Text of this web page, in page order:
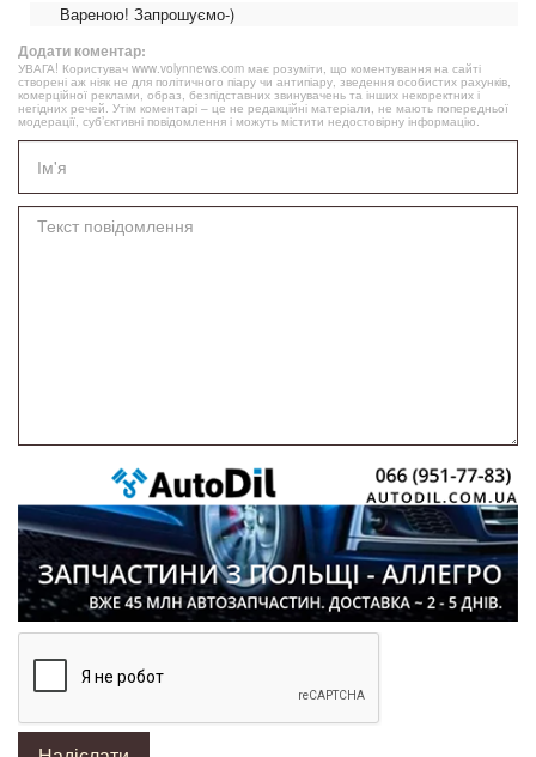
Вареною! Запрошуємо-)
Додати коментар:
УВАГА! Користувач www.volynnews.com має розуміти, що коментування на сайті
створені аж ніяк не для політичного піару чи антипіару, зведення особистих рахунків,
комерційної реклами, образ, безпідставних звинувачень та інших некоректних і
негідних речей. Утім коментарі – це не редакційні матеріали, не мають попередньої
модерації, суб’єктивні повідомлення і можуть містити недостовірну інформацію.